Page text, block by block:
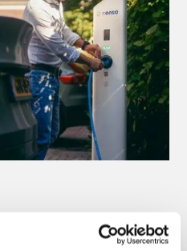
en met de installatie.